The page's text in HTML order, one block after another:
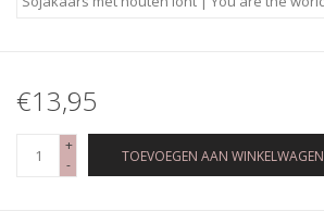
€13,95
+
-
TOEVOEGEN AAN WINKELWAGEN